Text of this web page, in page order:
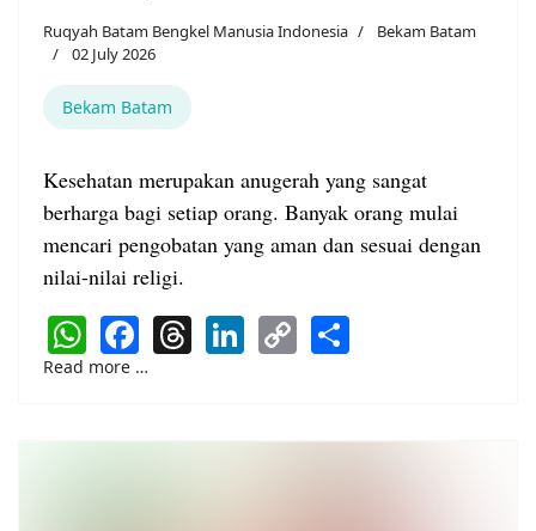
Ruqyah Batam Bengkel Manusia Indonesia
Bekam Batam
02 July 2026
Bekam Batam
Kesehatan merupakan anugerah yang sangat
berharga bagi setiap orang. Banyak orang mulai
mencari pengobatan yang aman dan sesuai dengan
nilai-nilai religi.
WhatsApp
Facebook
Threads
LinkedIn
Copy
Link
Read more …